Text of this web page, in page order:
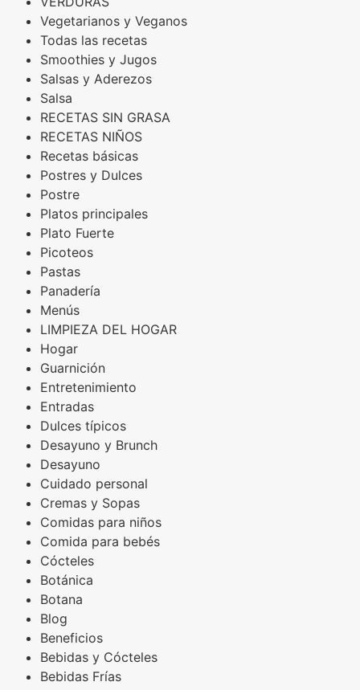
Vegetarianos y Veganos
Todas las recetas
Smoothies y Jugos
Salsas y Aderezos
Salsa
RECETAS SIN GRASA
RECETAS NIÑOS
Recetas básicas
Postres y Dulces
Postre
Platos principales
Plato Fuerte
Picoteos
Pastas
Panadería
Menús
LIMPIEZA DEL HOGAR
Hogar
Guarnición
Entretenimiento
Entradas
Dulces típicos
Desayuno y Brunch
Desayuno
Cuidado personal
Cremas y Sopas
Comidas para niños
Comida para bebés
Cócteles
Botánica
Botana
Blog
Beneficios
Bebidas y Cócteles
Bebidas Frías